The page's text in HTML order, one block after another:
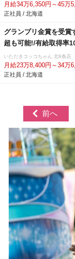
月給34万6,350円～45万
正社員 / 北海道
グランプリ金賞を受賞
超も可能!/有給取得率
いただきコッコちゃん 北8条店
月給23万8,400円～34万
正社員 / 北海道
前へ